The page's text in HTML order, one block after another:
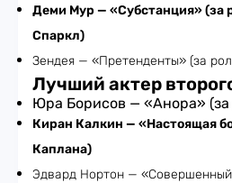
Деми Мур — «Субстанция» (за
Спаркл)
Зендея — «Претенденты» (за
Лучший актер
Юра Борисов — «Анора» (за
Киран Калкин — «Настоящая
Каплана)
Эдвард Нортон — «Совершенный